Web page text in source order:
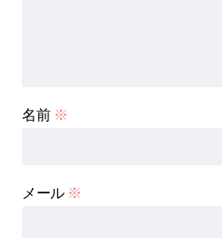
名前 ※
メール ※